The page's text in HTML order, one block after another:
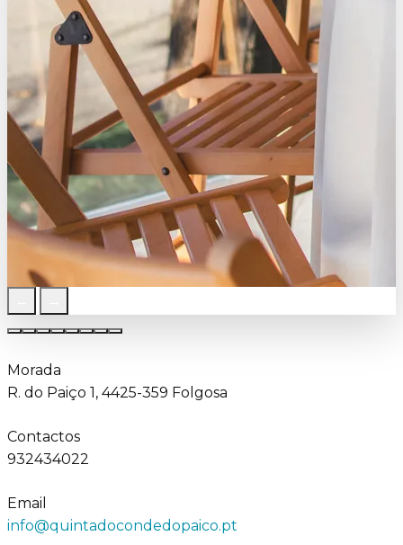
Morada
R. do Paiço 1, 4425-359 Folgosa
Contactos
932434022
Email
info@quintadocondedopaico.pt